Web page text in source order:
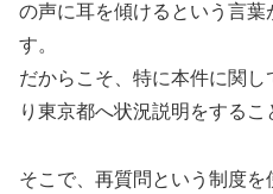
の声に耳を傾けるという言
す。
だからこそ、特に本件に関
り東京都へ状況説明をするこ
そこで、再質問という制度を